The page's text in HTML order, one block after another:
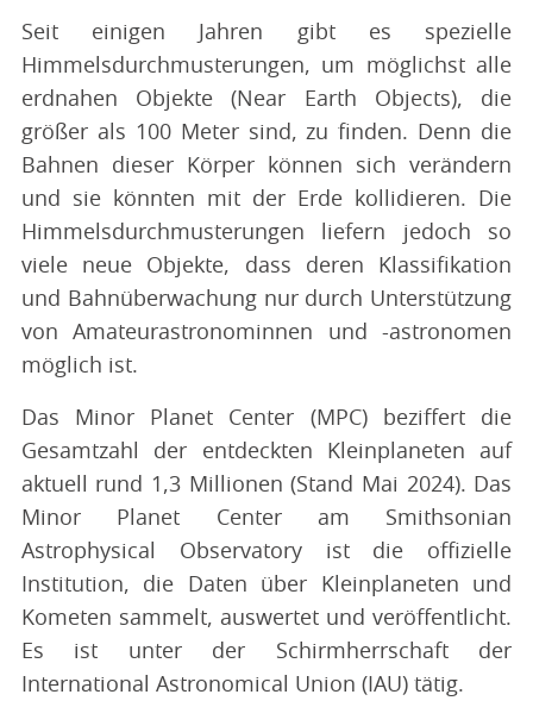
Seit einigen Jahren gibt es spezielle
Himmelsdurchmusterungen, um möglichst alle
erdnahen Objekte (Near Earth Objects), die
größer als 100 Meter sind, zu finden. Denn die
Bahnen dieser Körper können sich verändern
und sie könnten mit der Erde kollidieren. Die
Himmelsdurchmusterungen liefern jedoch so
viele neue Objekte, dass deren Klassifikation
und Bahnüberwachung nur durch Unterstützung
von Amateurastronominnen und -astronomen
möglich ist.
Das Minor Planet Center (MPC) beziffert die
Gesamtzahl der entdeckten Kleinplaneten auf
aktuell rund 1,3 Millionen (Stand Mai 2024). Das
Minor Planet Center am Smithsonian
Astrophysical Observatory ist die offizielle
Institution, die Daten über Kleinplaneten und
Kometen sammelt, auswertet und veröffentlicht.
Es ist unter der Schirmherrschaft der
International Astronomical Union (IAU) tätig.